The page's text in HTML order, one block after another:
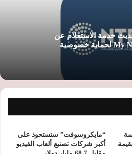
خدمة الاستعلام عن
الخطوط عبر My NTRA لحماية خصوصية
“مايكروسوفت” ستستحوذ على
أكبر شركات تصنيع ألعاب الفيديو